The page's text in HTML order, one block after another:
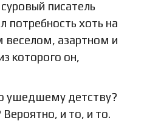
писатель
потребность хоть на
веселом, азартном и
которого он,
ушедшему детству?
и то, и то.